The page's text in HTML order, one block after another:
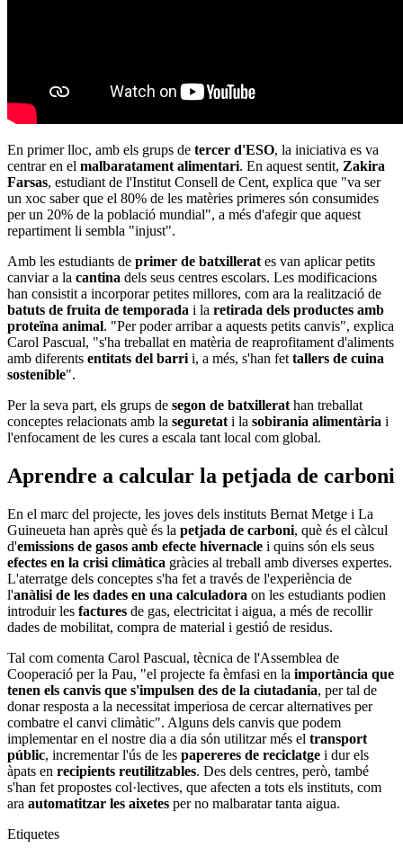
En primer lloc, amb els grups de tercer d'ESO, la iniciativa es va
centrar en el malbaratament alimentari. En aquest sentit, Zakira
Farsas, estudiant de l'Institut Consell de Cent, explica que "va ser
un xoc saber que el 80% de les matèries primeres són consumides
per un 20% de la població mundial", a més d'afegir que aquest
repartiment li sembla "injust".
Amb les estudiants de primer de batxillerates van aplicar petits
canviar a la cantina dels seus centres escolars. Les modificacions
han consistit a incorporar petites millores, com ara la realització de
batuts de fruita de temporada i la retirada dels productes amb
proteïna animal. "Per poder arribar a aquests petits canvis", explica
Carol Pascual, "s'ha treballat en matèria de reaprofitament d'aliments
amb diferents entitats del barrii, a més, s'han fettallers de cuina
sostenible".
Per la seva part, els grups de segon de batxillerathan treballat
conceptes relacionats amb la seguretati la sobirania alimentària i
l'enfocament de les cures a escala tant local com global.
Aprendre a calcular la petjada de carboni
En el marc del projecte, les joves dels instituts Bernat Metge i La
Guineueta han après què és la petjada de carboni, què és el càlcul
d'emissions de gasos amb efecte hivernacle i quins són els seus
efectes en la crisi climàtica gràcies al treball amb diverses expertes.
L'aterratge dels conceptes s'ha fet a través de l'experiència de
l'anàlisi de les dades en una calculadora on les estudiants podien
introduir les factures de gas, electricitat i aigua, a més de recollir
dades de mobilitat, compra de material i gestió de residus.
Tal com comenta Carol Pascual, tècnica de l'Assemblea de
Cooperació per la Pau, "el projecte fa èmfasi en la importància que
tenen els canvis que s'impulsen des de la ciutadania, per tal de
donar resposta a la necessitat imperiosa de cercar alternatives per
combatre el canvi climàtic". Alguns dels canvis que podem
implementar en el nostre dia a dia són utilitzar més el transport
públic, incrementar l'ús de les papereres de reciclatge i dur els
àpats en recipients reutilitzables. Des dels centres, però, també
s'han fet propostes col·lectives, que afecten a tots els instituts, com
ara automatitzar les aixetes per no malbaratar tanta aigua.
Etiquetes